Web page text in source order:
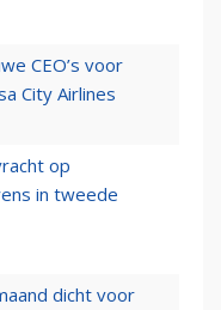
CEO’s voor
City Airlines
op
in tweede
dicht voor